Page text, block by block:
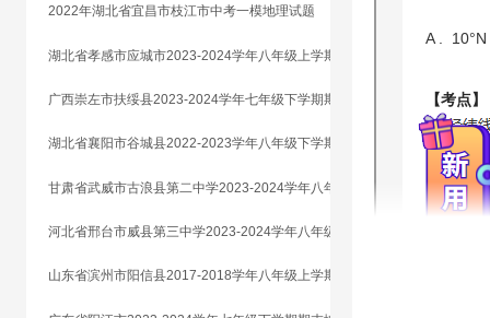
2022年湖北省宜昌市枝江市中考一模地理试题
湖北省孝感市应城市2023-2024学年八年级上学期期末地理试题
广西崇左市扶绥县2023-2024学年七年级下学期期末地理试题
湖北省襄阳市谷城县2022-2023学年八年级下学期期末地理试题
山东省滨州市阳信县2017-2018学年八年级上学期期末地理试题